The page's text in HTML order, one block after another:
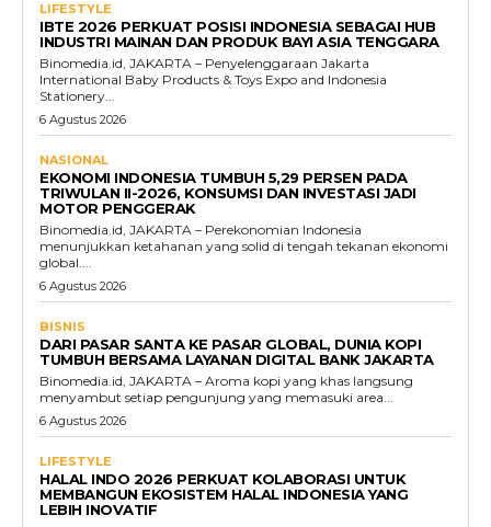
LIFESTYLE
IBTE 2026 PERKUAT POSISI INDONESIA SEBAGAI HUB
INDUSTRI MAINAN DAN PRODUK BAYI ASIA TENGGARA
Binomedia.id, JAKARTA – Penyelenggaraan Jakarta
International Baby Products & Toys Expo and Indonesia
Stationery...
6 Agustus 2026
NASIONAL
EKONOMI INDONESIA TUMBUH 5,29 PERSEN PADA
TRIWULAN II-2026, KONSUMSI DAN INVESTASI JADI
MOTOR PENGGERAK
Binomedia.id, JAKARTA – Perekonomian Indonesia
menunjukkan ketahanan yang solid di tengah tekanan ekonomi
global....
6 Agustus 2026
BISNIS
DARI PASAR SANTA KE PASAR GLOBAL, DUNIA KOPI
TUMBUH BERSAMA LAYANAN DIGITAL BANK JAKARTA
Binomedia.id, JAKARTA – Aroma kopi yang khas langsung
menyambut setiap pengunjung yang memasuki area...
6 Agustus 2026
LIFESTYLE
HALAL INDO 2026 PERKUAT KOLABORASI UNTUK
MEMBANGUN EKOSISTEM HALAL INDONESIA YANG
LEBIH INOVATIF